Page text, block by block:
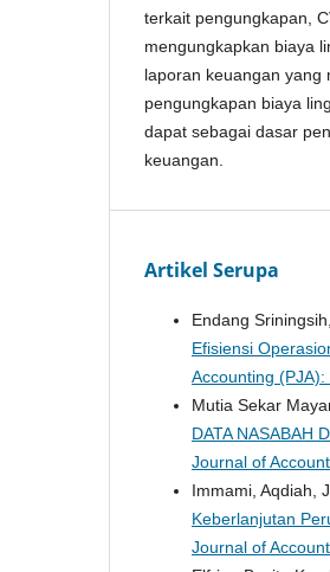
terkait pengungkapan,
mengungkapkan biaya
laporan keuangan yang
pengungkapan biaya
dapat sebagai dasar
keuangan.
Artikel Serupa
Endang
Efisiensi
Accounting
Mutia Sekar
DATA NASABAH
Journal of
Immami, Aqdiah,
Keberlanjutan
Journal of